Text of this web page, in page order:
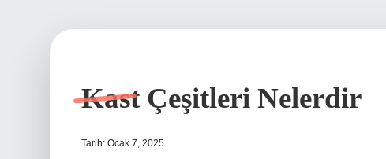
Kast Çeşitleri Nelerdir
Tarih: Ocak 7, 2025